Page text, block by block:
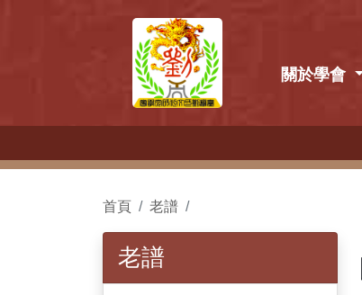
關於學會
首頁 老譜
老譜